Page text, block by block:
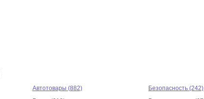
Автотовары (882) Безопасность (242)